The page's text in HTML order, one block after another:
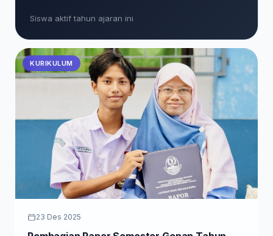
Siswa aktif tahun ajaran ini
KURIKULUM
23 Des 2025